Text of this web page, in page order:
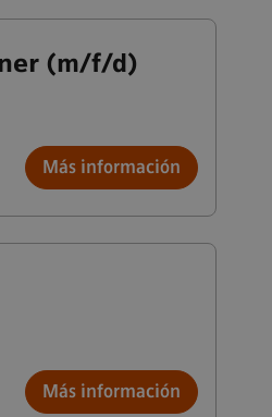
(m/f/d)
Más información
Más información